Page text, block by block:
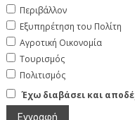
Περιβάλλον
Εξυπηρέτηση του Πολίτη
Αγροτική Οικονομία
Τουρισμός
Πολιτισμός
Έχω διαβάσει και